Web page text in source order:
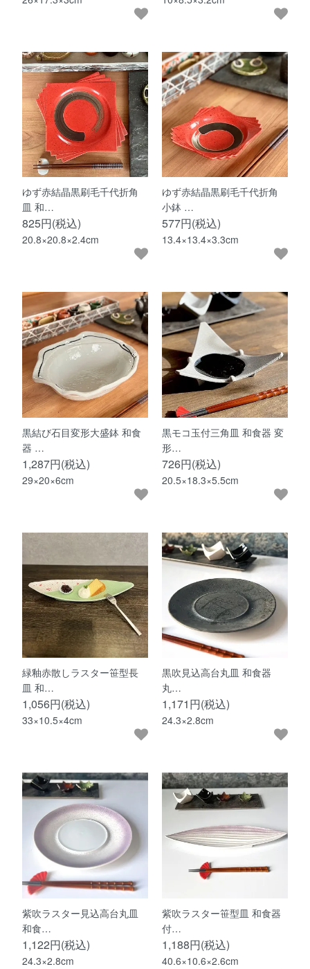
ゆず赤結晶黒刷毛千代折角
皿 和…
825円(税込)
20.8×20.8×2.4cm
ゆず赤結晶黒刷毛千代折角
小鉢 …
577円(税込)
13.4×13.4×3.3cm
黒結び石目変形大盛鉢 和食
器 …
1,287円(税込)
29×20×6cm
黒モコ玉付三角皿 和食器 変
形…
726円(税込)
20.5×18.3×5.5cm
緑釉赤散しラスター笹型長
皿 和…
1,056円(税込)
33×10.5×4cm
黒吹見込高台丸皿 和食器
丸…
1,171円(税込)
24.3×2.8cm
紫吹ラスター見込高台丸皿
和食…
1,122円(税込)
24.3×2.8cm
紫吹ラスター笹型皿 和食器
付…
1,188円(税込)
40.6×10.6×2.6cm